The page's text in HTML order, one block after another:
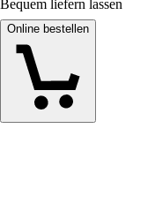
Bequem liefern lassen
Online bestellen